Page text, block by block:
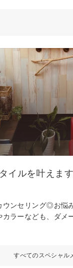
イルを叶えま
ウンセリング◎お悩
ラーなども、ダメ
すべてのスペシャル